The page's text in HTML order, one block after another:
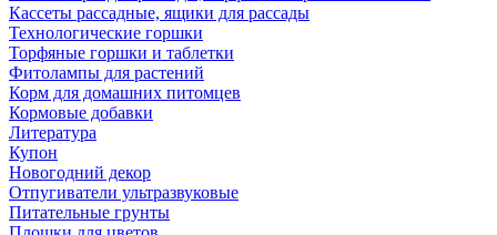
Кассеты рассадные, ящики для рассады
Технологические горшки
Торфяные горшки и таблетки
Фитолампы для растений
Корм для домашних питомцев
Кормовые добавки
Литература
Купон
Новогодний декор
Отпугиватели ультразвуковые
Питательные грунты